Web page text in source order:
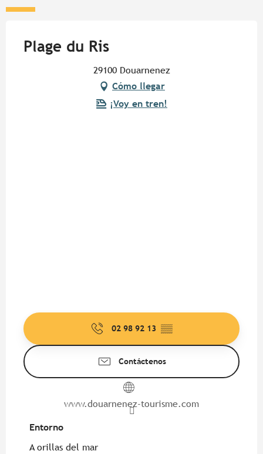
Plage du Ris
29100 Douarnenez
Cómo llegar
¡Voy en tren!
02 98 92 13 ▒▒
Contáctenos
www.douarnenez-tourisme.com
Entorno
Entorno
A orillas del mar